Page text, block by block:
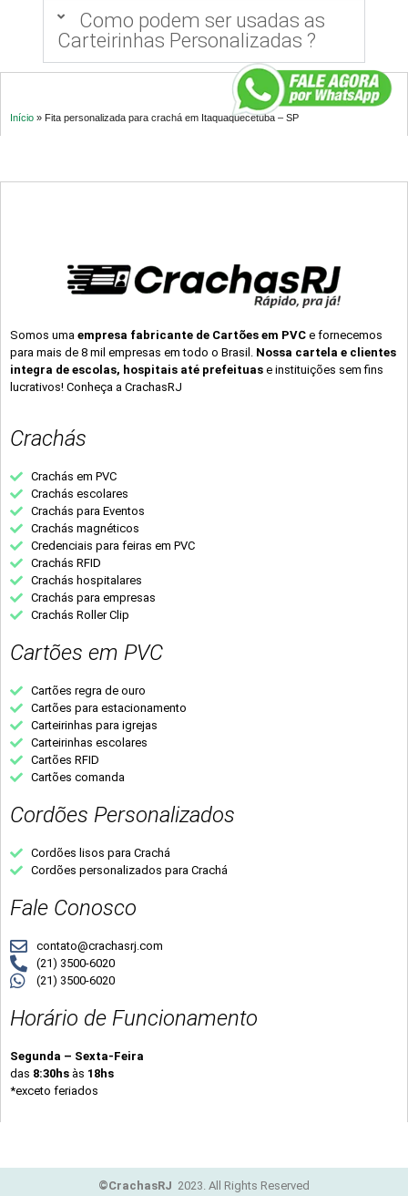
Como podem ser usadas as
Carteirinhas Personalizadas ?
Início » Fita personalizada para crachá em Itaquaquecetuba – SP
Somos uma empresa fabricante de Cartões em PVC e fornecemos
para mais de 8 mil empresas em todo o Brasil. Nossa cartela e clientes
integra de escolas, hospitais até prefeituas e instituições sem fins
lucrativos! Conheça a CrachasRJ
Crachás
Crachás em PVC
Crachás escolares
Crachás para Eventos
Crachás magnéticos
Credenciais para feiras em PVC
Crachás RFID
Crachás hospitalares
Crachás para empresas
Crachás Roller Clip
Cartões em PVC
Cartões regra de ouro
Cartões para estacionamento
Carteirinhas para igrejas
Carteirinhas escolares
Cartões RFID
Cartões comanda
Cordões Personalizados
Cordões lisos para Crachá
Cordões personalizados para Crachá
Fale Conosco
contato@crachasrj.com
(21) 3500-6020
(21) 3500-6020
Horário de Funcionamento
Segunda – Sexta-Feira
das 8:30hs às 18hs
*exceto feriados
©CrachasRJ 2023. All Rights Reserved